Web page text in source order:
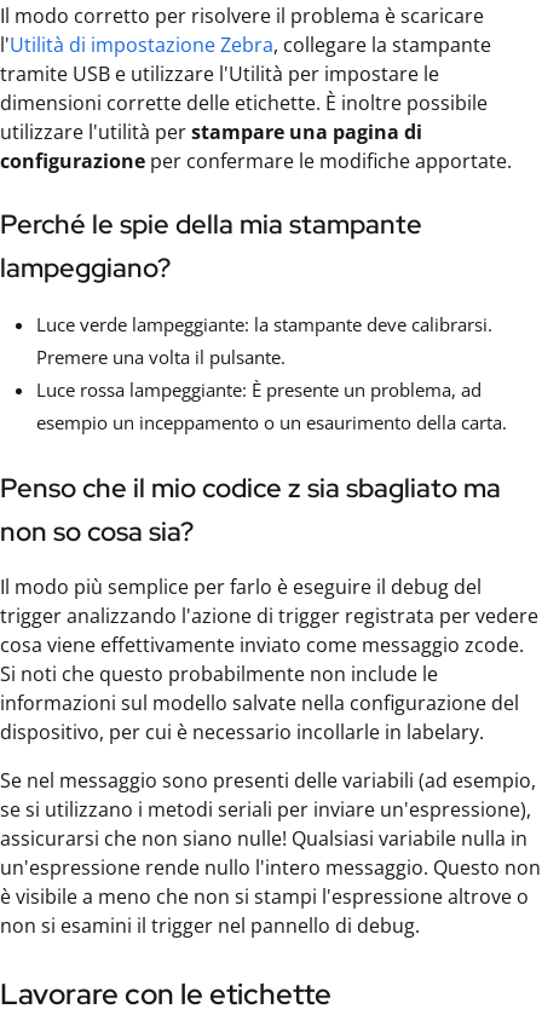
Il modo corretto per risolvere il problema è scaricare
l'Utilità di impostazione Zebra, collegare la stampante
tramite USB e utilizzare l'Utilità per impostare le
dimensioni corrette delle etichette. È inoltre possibile
utilizzare l'utilità perstampare una pagina di
configurazione per confermare le modifiche apportate.
Perché le spie della mia stampante
lampeggiano?
Luce verde lampeggiante: la stampante deve calibrarsi.
Premere una volta il pulsante.
Luce rossa lampeggiante: È presente un problema, ad
esempio un inceppamento o un esaurimento della carta.
Penso che il mio codice z sia sbagliato ma
non so cosa sia?
Il modo più semplice per farlo è eseguire il debug del
trigger analizzando l'azione di trigger registrata per vedere
cosa viene effettivamente inviato come messaggio zcode.
Si noti che questo probabilmente non include le
informazioni sul modello salvate nella configurazione del
dispositivo, per cui è necessario incollarle in labelary.
Se nel messaggio sono presenti delle variabili (ad esempio,
se si utilizzano i metodi seriali per inviare un'espressione),
assicurarsi che non siano nulle! Qualsiasi variabile nulla in
un'espressione rende nullo l'intero messaggio. Questo non
è visibile a meno che non si stampi l'espressione altrove o
non si esamini il trigger nel pannello di debug.
Lavorare con le etichette